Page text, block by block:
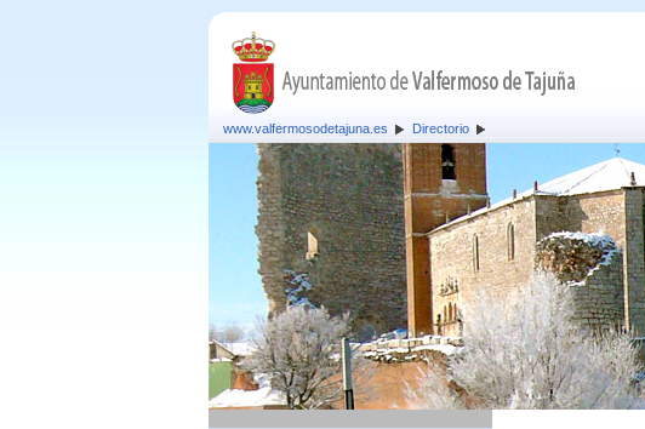
www.valfermosodetajuna.es Directorio